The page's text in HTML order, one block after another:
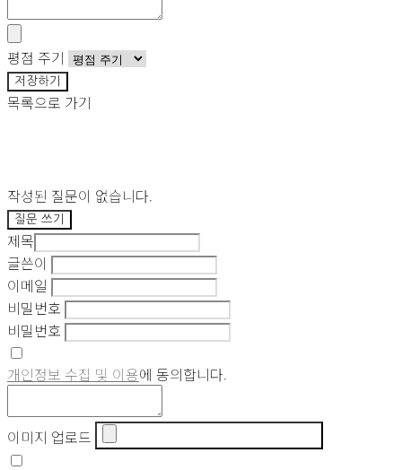
평점 주기
저장하기
목록으로 가기
작성된 질문이 없습니다.
질문 쓰기
제목
글쓴이
이메일
비밀번호
비밀번호
개인정보 수집 및 이용에 동의합니다.
이미지 업로드